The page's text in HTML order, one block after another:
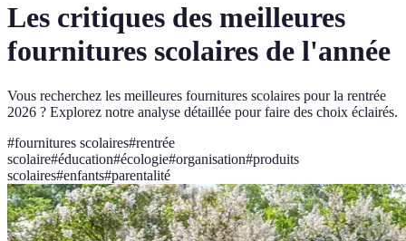
Les critiques des meilleures
fournitures scolaires de l'année
Vous recherchez les meilleures fournitures scolaires pour la rentrée
2026 ? Explorez notre analyse détaillée pour faire des choix éclairés.
#fournitures scolaires#rentrée
scolaire#éducation#écologie#organisation#produits
scolaires#enfants#parentalité